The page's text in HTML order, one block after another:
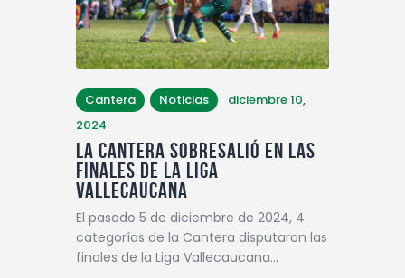
Cantera Noticias
diciembre 10,
2024
LA CANTERA SOBRESALIÓ EN LAS
FINALES DE LA LIGA
VALLECAUCANA
El pasado 5 de diciembre de 2024, 4
categorías de la Cantera disputaron las
finales de la Liga Vallecaucana…